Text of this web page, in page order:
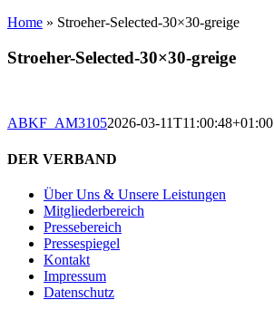
Home » Stroeher-Selected-30×30-greige
Stroeher-Selected-30×30-greige
ABKF_AM31052026-03-11T11:00:48+01:00
DER VERBAND
Über Uns & Unsere Leistungen
Mitgliederbereich
Pressebereich
Pressespiegel
Kontakt
Impressum
Datenschutz